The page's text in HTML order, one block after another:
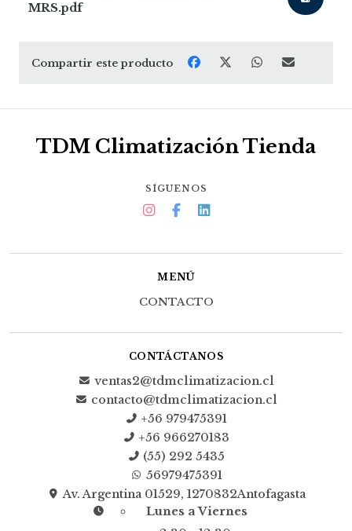
MRS.pdf
Compartir este producto
TDM Climatización Tienda
SÍGUENOS
MENÚ
CONTACTO
CONTÁCTANOS
ventas2@tdmclimatizacion.cl
contacto@tdmclimatizacion.cl
+56 979475391
+56 966270183
(55) 292 5435
56979475391
Av. Argentina 01529, 1270832Antofagasta
Lunes a Viernes